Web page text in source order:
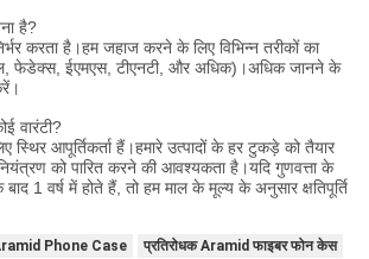
है?
करता है।हम जहाज करने के लिए विभिन्न तरीकों का
फेडेक्स, ईएमएस, टीएनटी, और अधिक)।अधिक जानने के
वारंटी?
स्थिर आपूर्तिकर्ता हैं।हमारे उत्पादों के हर टुकड़े को तैयार
नियंत्रण को पारित करने की आवश्यकता है।यदि गुणवत्ता के
बाद 1 वर्ष में होते हैं, तो हम माल के मूल्य के अनुसार क्षतिपूर्ति
Phone Case
प्रतिरोधक Aramid फाइबर फोन केस